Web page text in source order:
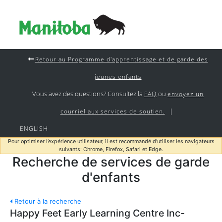
Retour au Programme d'apprentissage et de garde des
jeunes enfants
Vous avez des questions? Consultez la FAQ ou envoyez un
courriel aux services de soutien. |
ENGLISH
Pour optimiser l’expérience utilisateur, il est recommandé d’utiliser les navigateurs
suivants: Chrome, Firefox, Safari et Edge.
Recherche de services de garde
d'enfants
Retour à la recherche
Happy Feet Early Learning Centre Inc-